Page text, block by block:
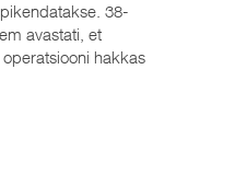
38-
avastati, et
hakkas